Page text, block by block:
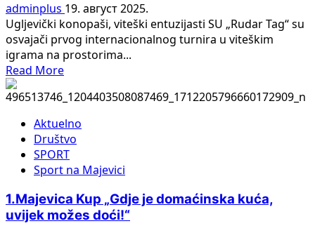
(0:1)
adminplus 19. август 2025.
Ugljevički konopaši, viteški entuzijasti SU „Rudar Tag“ su
osvajači prvog internacionalnog turnira u viteškim
igrama na prostorima...
Read MoreRead
about
Konopaši
„Rudar
-
Tag“
Ugljevik
deklasirali
viteške
rivale!
Aktuelno
Društvo
SPORT
Sport na Majevici
1.Majevica Kup „Gdje je domaćinska kuća,
uvijek možes doći!“